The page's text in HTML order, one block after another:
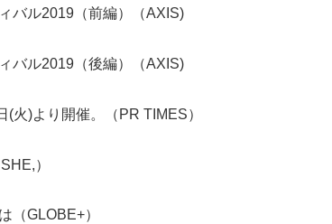
バル2019（前編）（AXIS)
バル2019（後編）（AXIS)
火)より開催。（PR TIMES）
）
GLOBE+）